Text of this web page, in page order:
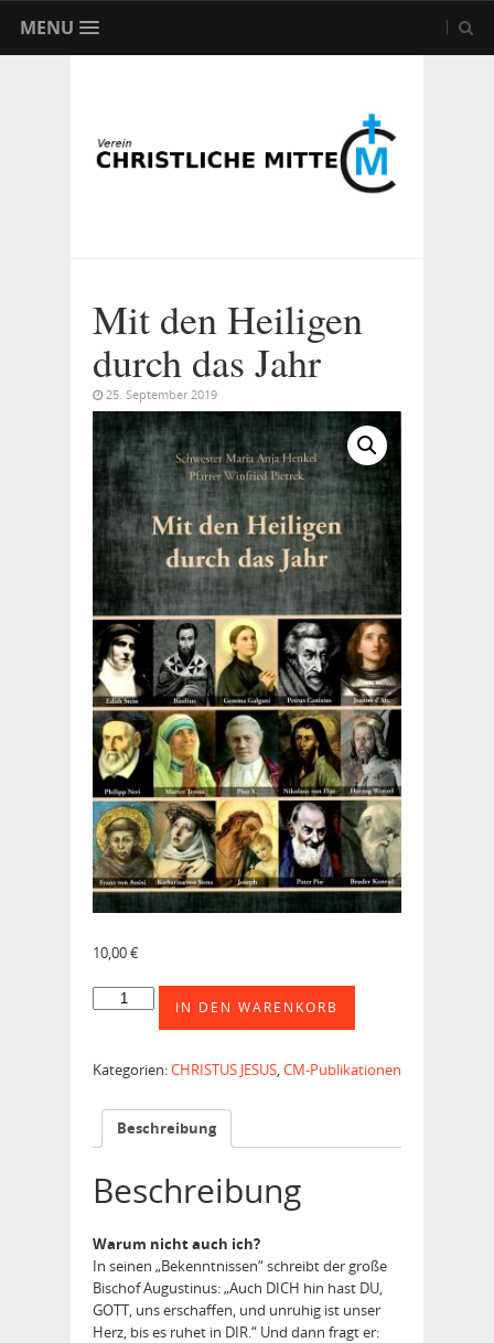
MENU
Mit den Heiligen
durch das Jahr
25. September 2019
10,00€
durch
Jahr
Menge
IN DEN WARENKORB
Kategorien:CHRISTUS JESUS,CM-Publikationen
Beschreibung
Beschreibung
Warum nicht auch ich?
In seinen „Bekenntnissen“ schreibt der große
Bischof Augustinus: „Auch DICH hin hast DU,
GOTT, uns erschaffen, und unruhig ist unser
Herz, bis es ruhet in DIR.“ Und dann fragt er: